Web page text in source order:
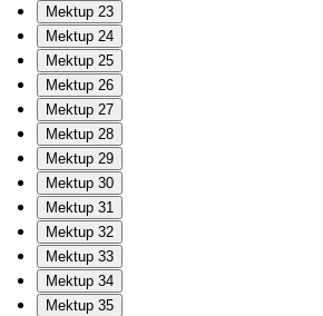
Mektup 23
Mektup 24
Mektup 25
Mektup 26
Mektup 27
Mektup 28
Mektup 29
Mektup 30
Mektup 31
Mektup 32
Mektup 33
Mektup 34
Mektup 35